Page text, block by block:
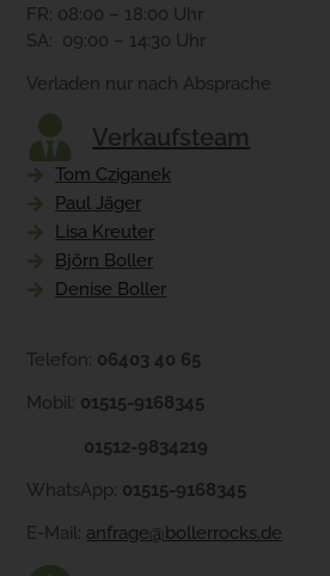
FR: 08:00 – 18:00 Uhr
SA: 09:00 – 14:30 Uhr
Verladen nur nach Absprache
Verkaufsteam
Tom Cziganek
Paul Jäger
Lisa Kreuter
Björn Boller
Denise Boller
Telefon: 06403 40 65
Mobil: 01515-9168345
01512-9834219
WhatsApp: 01515-9168345
E-Mail: anfrage@bollerrocks.de